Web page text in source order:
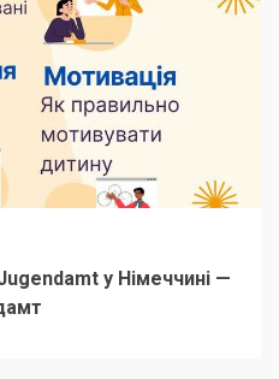
у Німеччині —